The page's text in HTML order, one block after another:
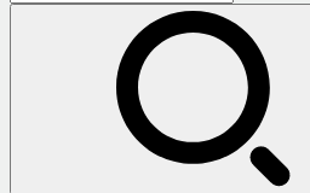
索: